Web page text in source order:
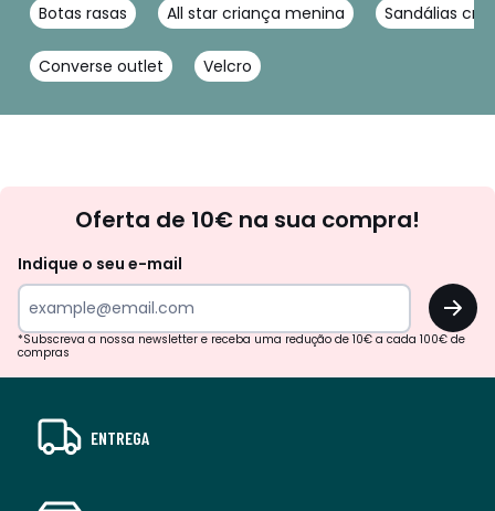
Botas rasas All star criança menina Sandálias
Converse outlet Velcro
Oferta de 10€ na sua compra!
Indique o seu e-mail
OK
*Subscreva a nossa newsletter e receba uma redução de 10€ a cada 100€ de
compras
ENTREGA